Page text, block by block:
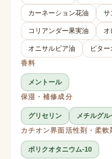
カーネーション花油 サ
コリアンダー果実油 オ
オニサルビア油 ビタ
香料
メントール
保湿・補修成分
グリセリン
メチルグ
カチオン界面活性剤・柔軟
ポリクオタニウム-10